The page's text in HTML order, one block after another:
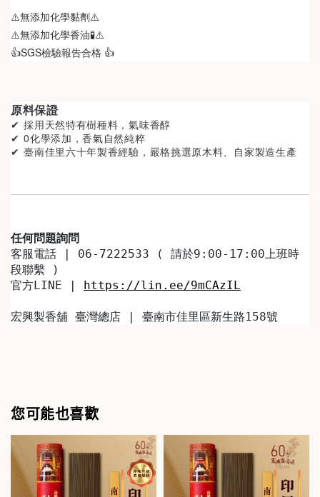
⚠️無添加化學黏劑⚠️
⚠️無添加化學香油🧪⚠️
👍SGS檢驗報告合格 👍
原料保證
✔ 採用天然特有樹種料 ，氣味香醇
✔ 0化學添加，香氣自然純粹
✔ 臺南佳里六十年製香經驗，嚴格挑選原木料、自家製造生產
任何問題詢問
客服電話 | 06-7222533 ( 請於9:00-17:00上班時
段聯繫 )
官方LINE | https://lin.ee/9mCAzIL
宏興製香舖 臺灣總店 | 臺南市佳里區新生路158號
您可能也喜歡